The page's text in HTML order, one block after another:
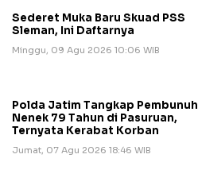
Sederet Muka Baru Skuad PSS
Sleman, Ini Daftarnya
Minggu, 09 Agu 2026 10:06 WIB
Polda Jatim Tangkap Pembunuh
Nenek 79 Tahun di Pasuruan,
Ternyata Kerabat Korban
Jumat, 07 Agu 2026 18:46 WIB